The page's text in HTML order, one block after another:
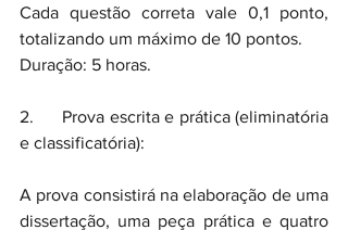
Cada questão correta vale 0,1 ponto,
totalizando um máximo de 10 pontos.
Duração: 5 horas.
2.      Prova escrita e prática (eliminatória
e classificatória):
A prova consistirá na elaboração de uma
dissertação, uma peça prática e quatro